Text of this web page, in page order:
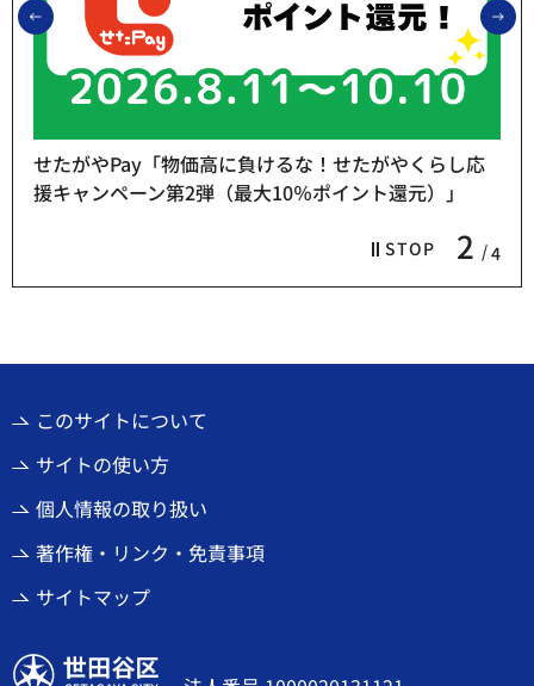
前のスライドを表示
STOP 2 4
せたがやPay「物価高に負けるな！せたがやくらし応
援キャンペーン第2弾（最大10％ポイント還元）」
このサイトについて
サイトの使い方
個人情報の取り扱い
著作権・リンク・免責事項
サイトマップ
世田谷区